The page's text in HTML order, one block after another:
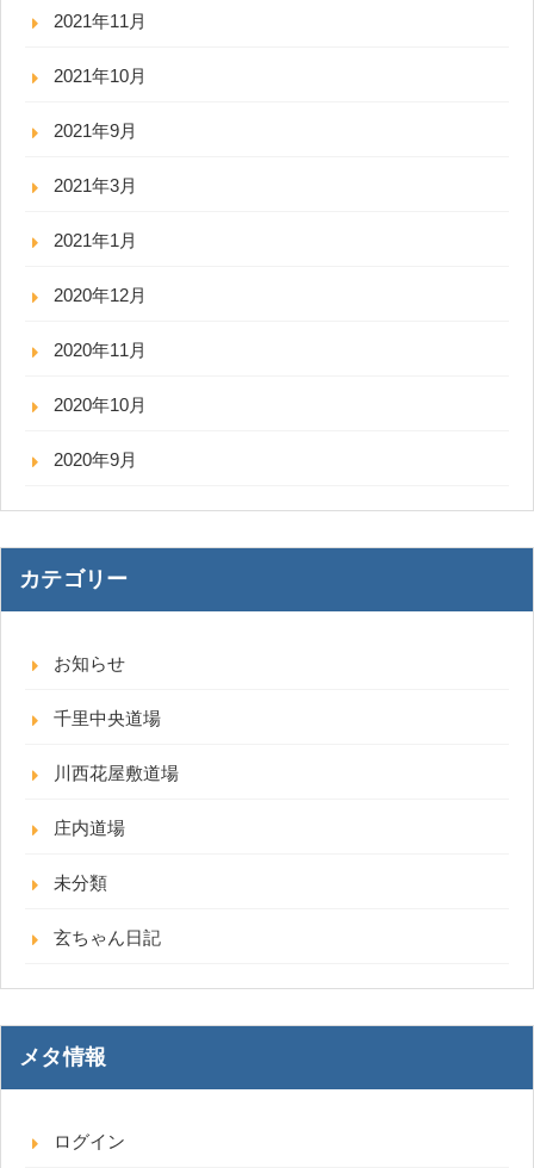
2021年11月
2021年10月
2021年9月
2021年3月
2021年1月
2020年12月
2020年11月
2020年10月
2020年9月
カテゴリー
お知らせ
千里中央道場
川西花屋敷道場
庄内道場
未分類
玄ちゃん日記
メタ情報
ログイン